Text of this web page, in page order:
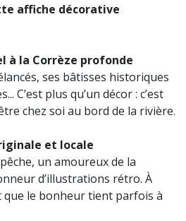
affiche décorative
à la Corrèze profonde
ses bâtisses historiques
C’est plus qu’un décor : c’est
chez soi au bord de la rivière.
et locale
un amoureux de la
d’illustrations rétro. À
que le bonheur tient parfois à